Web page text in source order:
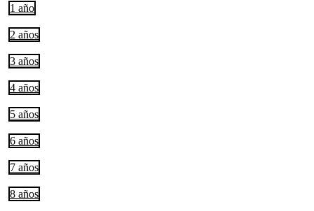
1 año
2 años
3 años
4 años
5 años
6 años
7 años
8 años